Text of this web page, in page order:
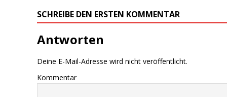
SCHREIBE DEN ERSTEN KOMMENTAR
Antworten
Deine E-Mail-Adresse wird nicht veröffentlicht.
Kommentar